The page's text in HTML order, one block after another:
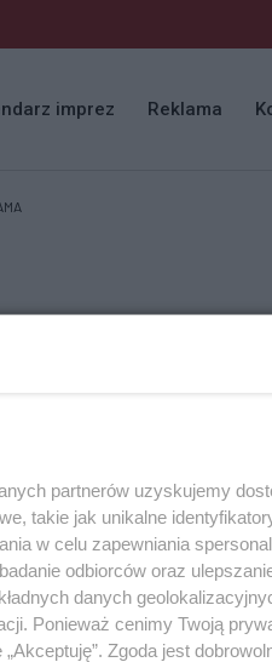
imprez Reklama
partnerów uzyskujemy
takie jak unikalne
w celu zapewniania
odbiorców oraz
danych
Ponieważ cenimy Twoją
Zgoda jest